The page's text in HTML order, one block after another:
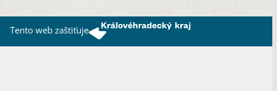
Tento web zaštiťuje